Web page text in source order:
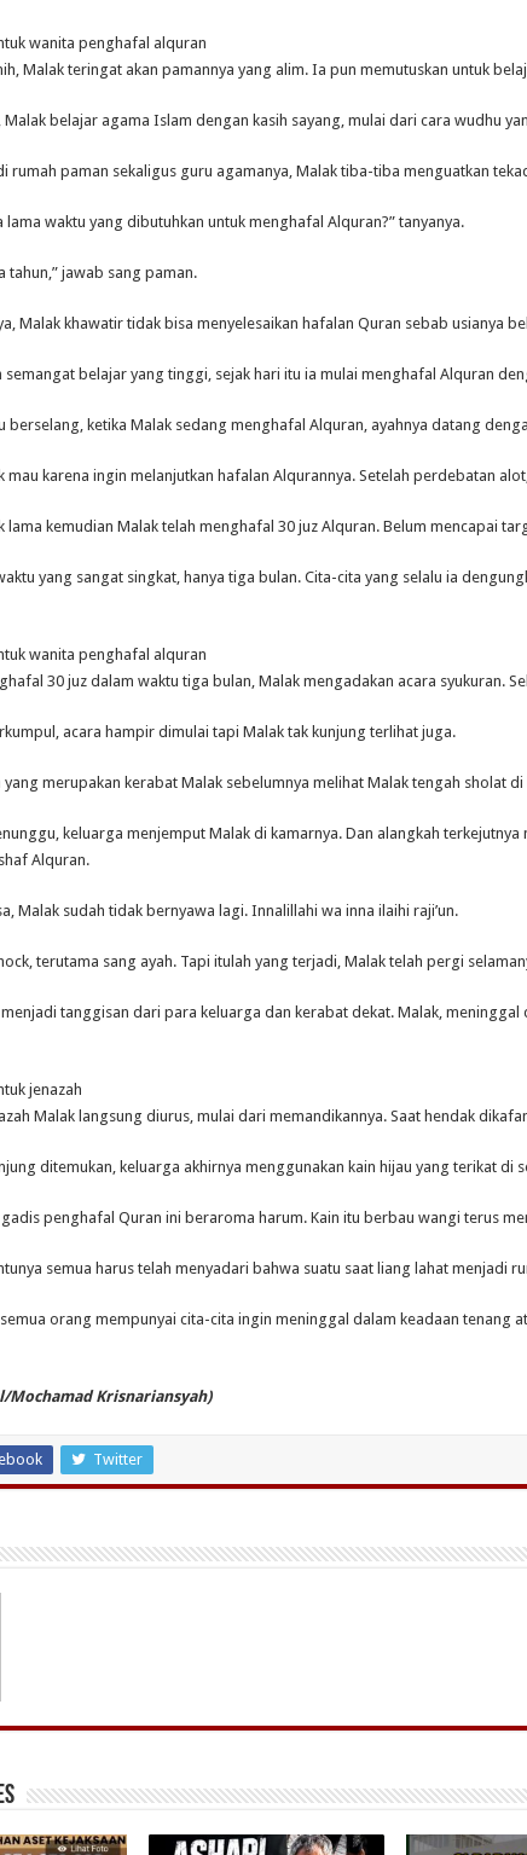
wanita penghafal alquran
Malak teringat akan pamannya yang alim. Ia pun memutuskan untuk
Malak belajar agama Islam dengan kasih sayang, mulai dari cara wudhu
rumah paman sekaligus guru agamanya, Malak tiba-tiba menguatkan
lama waktu yang dibutuhkan untuk menghafal Alquran?” tanyanya.
tahun,” jawab sang paman.
Malak khawatir tidak bisa menyelesaikan hafalan Quran sebab usianya
semangat belajar yang tinggi, sejak hari itu ia mulai menghafal Alquran
berselang, ketika Malak sedang menghafal Alquran, ayahnya datang
mau karena ingin melanjutkan hafalan Alqurannya. Setelah perdebatan
lama kemudian Malak telah menghafal 30 juz Alquran. Belum mencapai
yang sangat singkat, hanya tiga bulan. Cita-cita yang selalu ia
wanita penghafal alquran
30 juz dalam waktu tiga bulan, Malak mengadakan acara syukuran.
acara hampir dimulai tapi Malak tak kunjung terlihat juga.
merupakan kerabat Malak sebelumnya melihat Malak tengah sholat di
keluarga menjemput Malak di kamarnya. Dan alangkah
Alquran.
Malak sudah tidak bernyawa lagi. Innalillahi wa inna ilaihi raji’un.
terutama sang ayah. Tapi itulah yang terjadi, Malak telah pergi
tanggisan dari para keluarga dan kerabat dekat. Malak, meninggal
jenazah
Malak langsung diurus, mulai dari memandikannya. Saat hendak
ditemukan, keluarga akhirnya menggunakan kain hijau yang terikat di
penghafal Quran ini beraroma harum. Kain itu berbau wangi terus
semua harus telah menyadari bahwa suatu saat liang lahat menjadi
orang mempunyai cita-cita ingin meninggal dalam keadaan tenang
Mochamad Krisnariansyah)
Twitter